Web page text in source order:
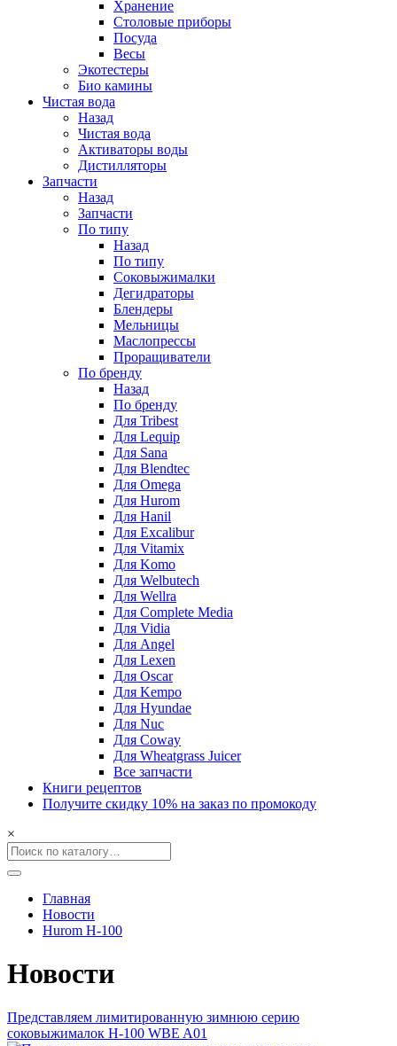
Хранение
Столовые приборы
Посуда
Весы
Экотестеры
Био камины
Чистая вода
Назад
Чистая вода
Активаторы воды
Дистилляторы
Запчасти
Назад
Запчасти
По типу
Назад
По типу
Соковыжималки
Дегидраторы
Блендеры
Мельницы
Маслопрессы
Проращиватели
По бренду
Назад
По бренду
Для Tribest
Для Lequip
Для Sana
Для Blendtec
Для Omega
Для Hurom
Для Hanil
Для Excalibur
Для Vitamix
Для Komo
Для Welbutech
Для Wellra
Для Complete Media
Для Vidia
Для Angel
Для Lexen
Для Oscar
Для Kempo
Для Hyundae
Для Nuc
Для Coway
Для Wheatgrass Juicer
Все запчасти
Книги рецептов
Получите скидку 10% на заказ по промокоду
×
Главная
Новости
Hurom H-100
Новости
Представляем лимитированную зимнюю серию
соковыжималок H-100 WBE A01